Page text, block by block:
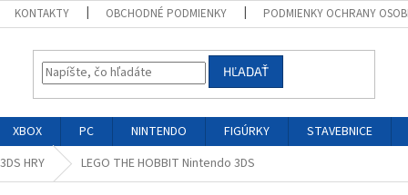
KONTAKTY OBCHODNÉ PODMIENKY PODMIENKY OCHRANY
HĽADAŤ
XBOX PC NINTENDO FIGÚRKY STAVEBNICE
HRY LEGO THE HOBBIT Nintendo 3DS